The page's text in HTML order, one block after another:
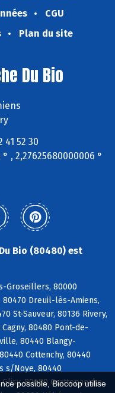
possible, Biocoop utilise
CGU
Plan du site
Du Bio
41 52 30
, 2,27625680000006 °
Bio (80480) est
Groseillers, 80000
80470 Dreuil-lès-Amiens,
St-Sauveur, 80136 Rivery,
80480 Pont-de-
80440 Blangy-
Cottenchy, 80440
s/Noye, 80440
80680 Grattepanche,